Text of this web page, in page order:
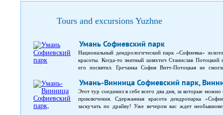
Tours and excursions Yuzhne
Умань Софиевский парк
Национальный дендрологический парк «Софиевка»
красоты. Когда-то знатный шляхтич Станислав
его посвятил. Гречанка София Витт-Потоцкая не
помнят 18–19 столетия!) и водопад, что-то тихо шепчут
любители природы – за свежесть, дети – простор,
«Софиевка» славит имя старого Потоцкого и его жены,
Умань-Винница Софиевский парк,
Этот тур соединил в себе всего два дня, за которые
приключения. Сдержанная красота дендропарка
заскучать по драйву! Уже вечером вас ждет